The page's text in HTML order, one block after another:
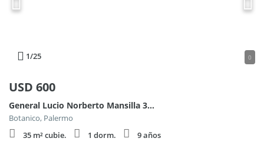
1/25 0
USD 600
General Lucio Norberto Mansilla 3000
Botanico, Palermo
35 m² cubie.
1 dorm.
9 años